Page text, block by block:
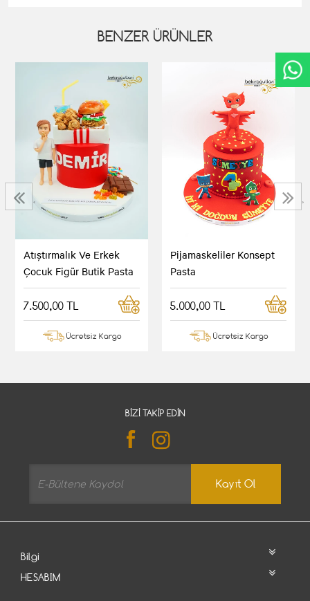
BENZER ÜRÜNLER
Atıştırmalık Ve Erkek
Çocuk Figür Butik Pasta
7.500,00 TL
Ücretsiz Kargo
Pijamaskeliler Konsept
Pasta
5.000,00 TL
Ücretsiz Kargo
‹ ›
BIZI TAKIP EDIN
Kayıt Ol
Bilgi
HESABIM